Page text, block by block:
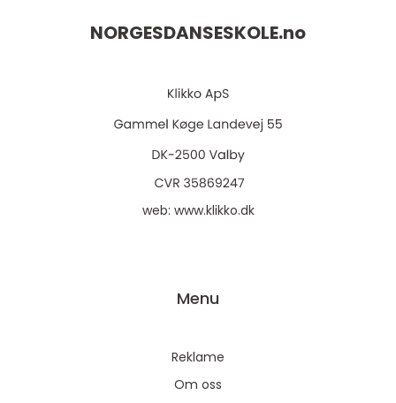
NORGESDANSESKOLE.no
web: www.klikko.dk
Menu
Reklame
Om oss